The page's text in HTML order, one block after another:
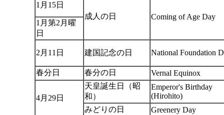
1月15日
成人の日
Coming of Age Day
1月第2月曜
日
2月11日 建国記念の日 National Foundation
春分日 春分の日 Vernal Equinox
4月29日
天皇誕生日（昭
和）
Emperor's Birthday
(Hirohito)
みどりの日
Greenery Day